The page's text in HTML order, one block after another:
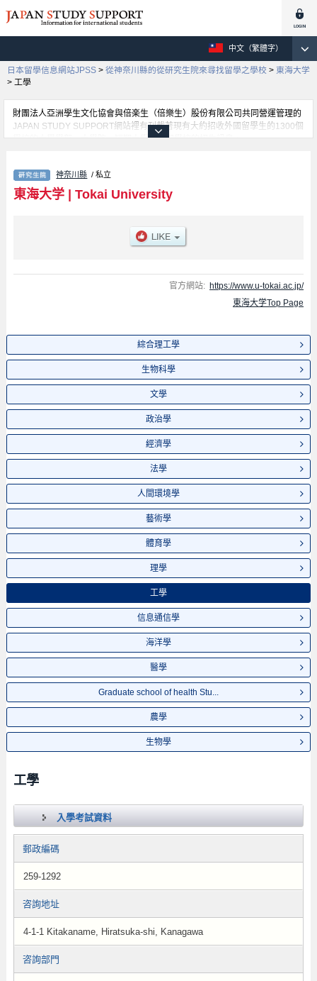
中文（繁體字）
日本留學信息網站JPSS > 從神奈川縣的從研究生院來尋找留學之學校 > 東海大学
> 工學
財團法人亞洲學生文化協會與倍楽生（倍樂生）股份有限公司共同營運管理的
JAPAN STUDY SUPPORT網站裡有刊載著現有大約招收外國留學生的1300個
學校的大學學部、大學院、短期大學、專門學校的招生訊息。
信學、海洋學、醫學、Graduate school of health Studies、農學、生物學等各
別研究科的不同訊息，以及招收名額、合格人數等考試資訊、設施介紹、聯絡
方式等對外國留學生是必要之訊息都刊載於此，請務必查閱及利用此網站。
神奈川縣 / 私立
東海大学| Tokai University
官方網站: https://www.u-tokai.ac.jp/
東海大学Top Page
綜合理工學
生物科學
文學
政治學
經濟學
法學
人間環境學
藝術學
體育學
理學
工學
信息通信學
海洋學
醫學
Graduate school of health Stu...
農學
生物學
工學
入學考試資料
郵政編碼
259-1292
咨詢地址
4-1-1 Kitakaname, Hiratsuka-shi, Kanagawa
咨詢部門